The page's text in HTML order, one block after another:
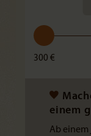
300 €
einem
Ab einem